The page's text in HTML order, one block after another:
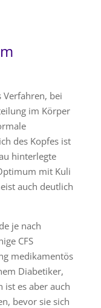
bei
im Körper
des Kopfes ist
hinterlegte
mit Kuli
auch deutlich
je nach
CFS
medikamentös
Diabetiker,
ist es aber auch
bevor sie sich